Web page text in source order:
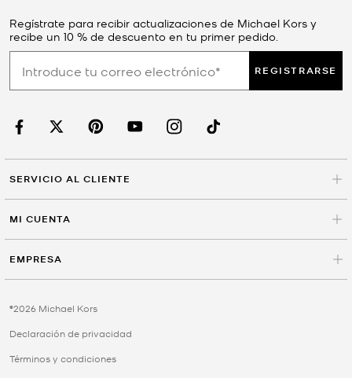
Regístrate para recibir actualizaciones de Michael Kors y
recibe un 10 % de descuento en tu primer pedido.
REGISTRARSE
SERVICIO AL CLIENTE
MI CUENTA
EMPRESA
©2026 Michael Kors
Declaración de privacidad
Términos y condiciones